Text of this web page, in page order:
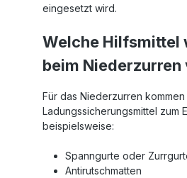
eingesetzt wird.
Welche Hilfsmittel
beim
Für das Niederzurren
Ladungssicherungsmittel zum
beispielsweise:
Spanngurte oder
Antirutschmatten